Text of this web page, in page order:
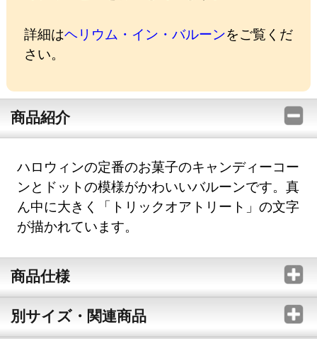
詳細はヘリウム・イン・バルーンをご覧くだ
さい。
商品紹介
ハロウィンの定番のお菓子のキャンディーコー
ンとドットの模様がかわいいバルーンです。真
ん中に大きく「トリックオアトリート」の文字
が描かれています。
商品仕様
別サイズ・関連商品